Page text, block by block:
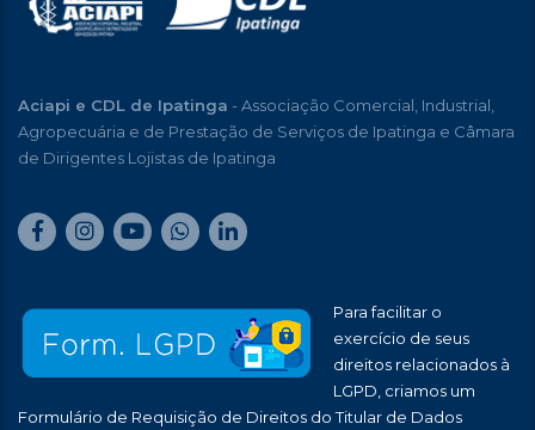
Aciapi e CDL de Ipatinga - Associação Comercial, Industrial,
Agropecuária e de Prestação de Serviços de Ipatinga e Câmara
de Dirigentes Lojistas de Ipatinga
Para facilitar o
exercício de seus
direitos relacionados à
LGPD, criamos um
Formulário de Requisição de Direitos do Titular de Dados